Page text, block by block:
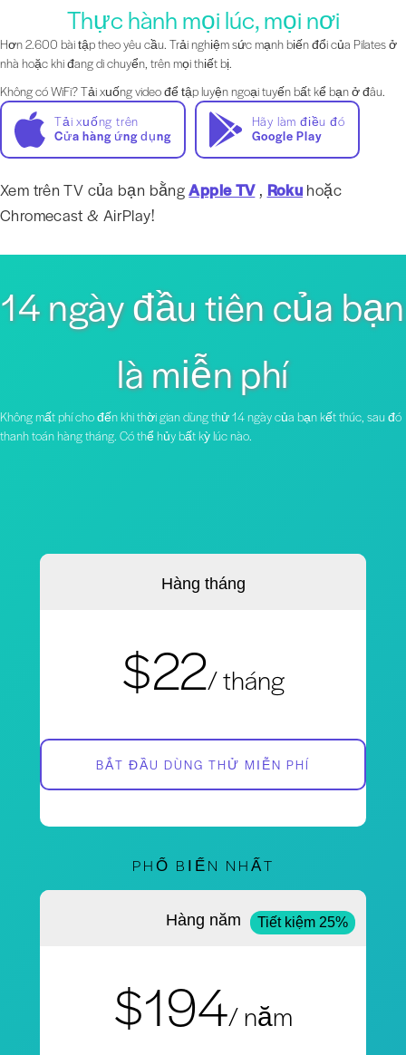
Thực hành mọi lúc, mọi nơi
Hơn 2.600 bài tập theo yêu cầu. Trải nghiệm sức mạnh biến đổi của Pilates ở
nhà hoặc khi đang di chuyển, trên mọi thiết bị.
Không có WiFi? Tải xuống video để tập luyện ngoại tuyến bất kể bạn ở đâu.
Tải xuống trên
Cửa hàng ứng dụng
Hãy làm điều đó
Google Play
Xem trên TV của bạn bằngApple TV, Roku hoặc
Chromecast & AirPlay!
14 ngày đầu tiên của bạn
là miễn phí
Không mất phí cho đến khi thời gian dùng thử 14 ngày của bạn kết thúc, sau đó
thanh toán hàng tháng. Có thể hủy bất kỳ lúc nào.
Hàng tháng
$22/ tháng
BẮT ĐẦU DÙNG THỬ MIỄN PHÍ
PHỔ BIẾN NHẤT
Hàng năm Tiết kiệm 25%
$194/ năm